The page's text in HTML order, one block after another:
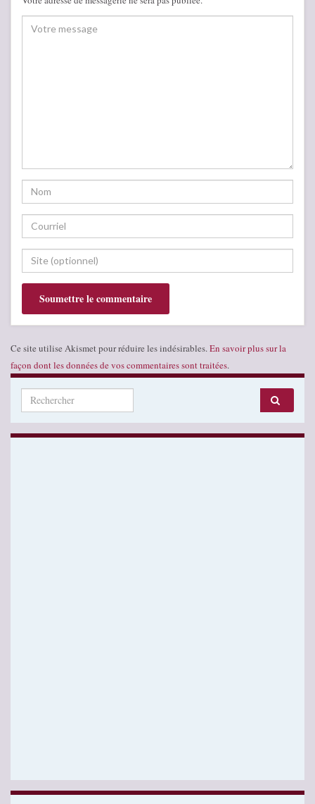
Ce site utilise Akismet pour réduire les indésirables. En savoir plus sur la
façon dont les données de vos commentaires sont traitées.
Search for: